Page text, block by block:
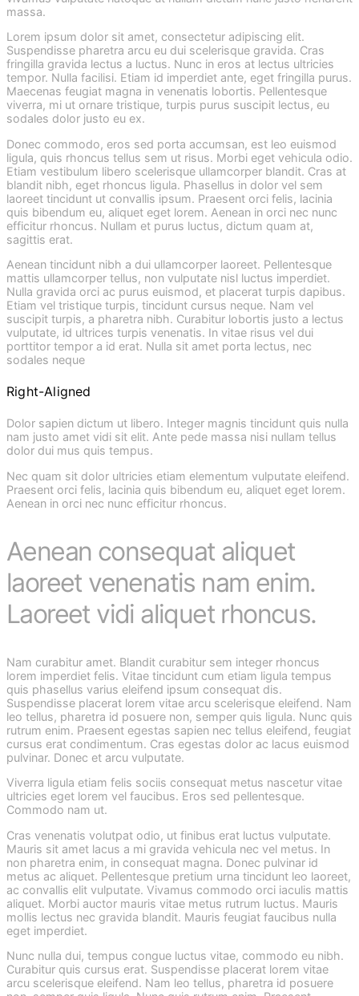
massa.
Lorem ipsum dolor sit amet, consectetur adipiscing elit.
Suspendisse pharetra arcu eu dui scelerisque gravida. Cras
fringilla gravida lectus a luctus. Nunc in eros at lectus ultricies
tempor. Nulla facilisi. Etiam id imperdiet ante, eget fringilla purus.
Maecenas feugiat magna in venenatis lobortis. Pellentesque
viverra, mi ut ornare tristique, turpis purus suscipit lectus, eu
sodales dolor justo eu ex.
Donec commodo, eros sed porta accumsan, est leo euismod
ligula, quis rhoncus tellus sem ut risus. Morbi eget vehicula odio.
Etiam vestibulum libero scelerisque ullamcorper blandit. Cras at
blandit nibh, eget rhoncus ligula. Phasellus in dolor vel sem
laoreet tincidunt ut convallis ipsum. Praesent orci felis, lacinia
quis bibendum eu, aliquet eget lorem. Aenean in orci nec nunc
efficitur rhoncus. Nullam et purus luctus, dictum quam at,
sagittis erat.
Aenean tincidunt nibh a dui ullamcorper laoreet. Pellentesque
mattis ullamcorper tellus, non vulputate nisl luctus imperdiet.
Nulla gravida orci ac purus euismod, et placerat turpis dapibus.
Etiam vel tristique turpis, tincidunt cursus neque. Nam vel
suscipit turpis, a pharetra nibh. Curabitur lobortis justo a lectus
vulputate, id ultrices turpis venenatis. In vitae risus vel dui
porttitor tempor a id erat. Nulla sit amet porta lectus, nec
sodales neque
Right-Aligned
Dolor sapien dictum ut libero. Integer magnis tincidunt quis nulla
nam justo amet vidi sit elit. Ante pede massa nisi nullam tellus
dolor dui mus quis tempus.
Nec quam sit dolor ultricies etiam elementum vulputate eleifend.
Praesent orci felis, lacinia quis bibendum eu, aliquet eget lorem.
Aenean in orci nec nunc efficitur rhoncus.
Aenean consequat aliquet
laoreet venenatis nam enim.
Laoreet vidi aliquet rhoncus.
Nam curabitur amet. Blandit curabitur sem integer rhoncus
lorem imperdiet felis. Vitae tincidunt cum etiam ligula tempus
quis phasellus varius eleifend ipsum consequat dis.
Suspendisse placerat lorem vitae arcu scelerisque eleifend. Nam
leo tellus, pharetra id posuere non, semper quis ligula. Nunc quis
rutrum enim. Praesent egestas sapien nec tellus eleifend, feugiat
cursus erat condimentum. Cras egestas dolor ac lacus euismod
pulvinar. Donec et arcu vulputate.
Viverra ligula etiam felis sociis consequat metus nascetur vitae
ultricies eget lorem vel faucibus. Eros sed pellentesque.
Commodo nam ut.
Cras venenatis volutpat odio, ut finibus erat luctus vulputate.
Mauris sit amet lacus a mi gravida vehicula nec vel metus. In
non pharetra enim, in consequat magna. Donec pulvinar id
metus ac aliquet. Pellentesque pretium urna tincidunt leo laoreet,
ac convallis elit vulputate. Vivamus commodo orci iaculis mattis
aliquet. Morbi auctor mauris vitae metus rutrum luctus. Mauris
mollis lectus nec gravida blandit. Mauris feugiat faucibus nulla
eget imperdiet.
Nunc nulla dui, tempus congue luctus vitae, commodo eu nibh.
Curabitur quis cursus erat. Suspendisse placerat lorem vitae
arcu scelerisque eleifend. Nam leo tellus, pharetra id posuere